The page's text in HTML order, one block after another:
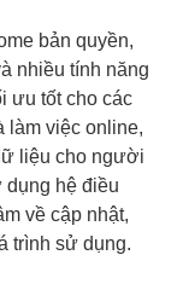
bản quyền,
nhiều tính năng
ưu tốt cho các
làm việc online,
liệu cho người
dụng hệ điều
về cập nhật,
trình sử dụng.